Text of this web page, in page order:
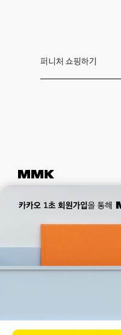
퍼니처 쇼핑하기
대표자 : 박기민 사업자 등록번호 :
ⓒ 2023. MMK all rights reserved
Museum. 02. 777. 5887 Office.02.
177, Duteopbawi-ro, Yongsan-
Official : hello@mmk-seoul.com